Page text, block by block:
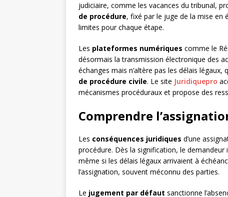
judiciaire, comme les vacances du tribunal,
de procédure, fixé par le juge de la mise en
limites pour chaque étape.
Les plateformes numériques comme le
désormais la transmission électronique des
échanges mais n’altère pas les délais
de procédure civile. Le site Juridiquepro
mécanismes procéduraux et propose des
Comprendre
Les conséquences juridiques d’une
procédure. Dès la signification, le
même si les délais légaux arrivaient à
l’assignation, souvent méconnu des parties.
Le jugement par défaut sanctionne